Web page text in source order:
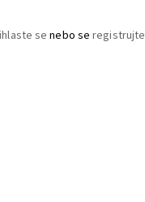
se nebo seregistrujte